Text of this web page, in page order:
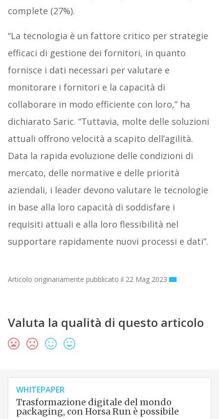
complete (27%).
“La tecnologia è un fattore critico per strategie
efficaci di gestione dei fornitori, in quanto
fornisce i dati necessari per valutare e
monitorare i fornitori e la capacità di
collaborare in modo efficiente con loro,” ha
dichiarato Saric. “Tuttavia, molte delle soluzioni
attuali offrono velocità a scapito dell’agilità.
Data la rapida evoluzione delle condizioni di
mercato, delle normative e delle priorità
aziendali, i leader devono valutare le tecnologie
in base alla loro capacità di soddisfare i
requisiti attuali e alla loro flessibilità nel
supportare rapidamente nuovi processi e dati”.
Articolo originariamente pubblicato il 22 Mag 2023
Valuta la qualità di questo articolo
WHITEPAPER
Trasformazione digitale del mondo
packaging, con Horsa Run è possibile